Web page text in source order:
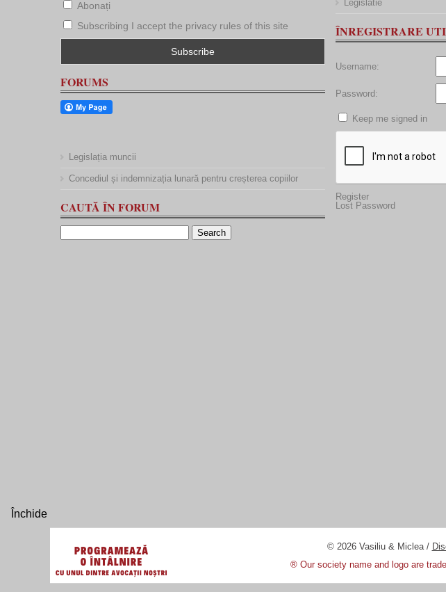
Abonați
Subscribing I accept the privacy rules of this site
FORUMS
Legislația muncii
Concediul și indemnizația lunară pentru creșterea copiilor
CAUTĂ ÎN FORUM
Legislatie
ÎNREGISTRARE
Username:
Password:
Keep me signed in
Register
Lost Password
© 2026 Vasiliu & Miclea /
® Our society name and logo are